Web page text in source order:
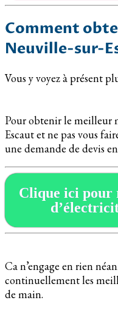
Comment
Neuville-sur-
Vous y voyez à présent
Pour obtenir le meilleur
Escaut et ne pas vous
une demande de devis
Clique ici pour
Ca n’engage en rien
continuellement les
de main.